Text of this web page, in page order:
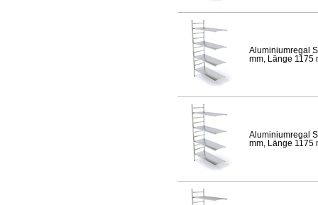
Aluminiumregal
mm, Länge 1175
Aluminiumregal
mm, Länge 1175